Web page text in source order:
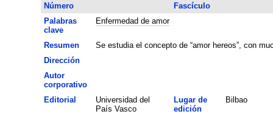
Número
Fascículo
Palabras
clave
Enfermedad de amor
Resumen
Se estudia el concepto de “amor hereos”, con
Dirección
Autor
corporativo
Editorial
Universidad del
País Vasco
Lugar de
edición
Bilbao